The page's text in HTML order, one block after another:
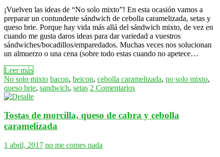
¡Vuelven las ideas de “No solo mixto”! En esta ocasión vamos a
preparar un contundente sándwich de cebolla caramelizada, setas y
queso brie. Porque hay vida más allá del sándwich mixto, de vez en
cuando me gusta daros ideas para dar variedad a vuestros
sándwiches/bocadillos/emparedados. Muchas veces nos solucionan
un almuerzo o una cena (sobre todo estas cuando no apetece…
Leer más
No solo mixto bacon, beicon, cebolla caramelizada, no solo mixto,
queso brie, sandwich, setas 2 Comentarios
Tostas de morcilla, queso de cabra y cebolla
caramelizada
1 abril, 2017 no me comes nada